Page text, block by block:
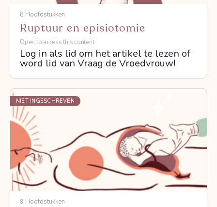
8 Hoofdstukken
Ruptuur en episiotomie
Open to access this content
Log in als lid om het artikel te lezen of
word lid van Vraag de Vroedvrouw!
NIET INGESCHREVEN
9 Hoofdstukken